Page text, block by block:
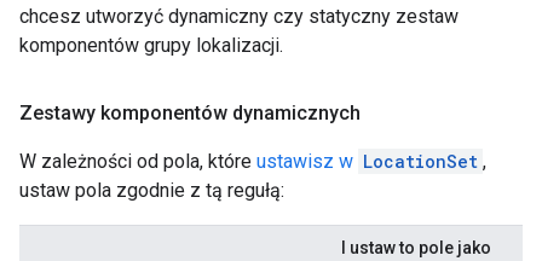
chcesz utworzyć dynamiczny czy statyczny zestaw
komponentów grupy lokalizacji.
Zestawy komponentów dynamicznych
W zależności od pola, które ustawisz w LocationSet ,
ustaw pola zgodnie z tą regułą:
I ustaw to pole jako